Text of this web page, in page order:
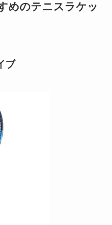
めのテニスラケッ
ブ